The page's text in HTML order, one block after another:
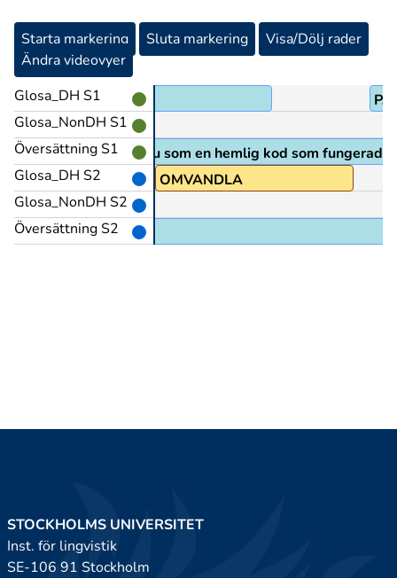
Starta markering Sluta markering
Visa/Dölj rader
Ändra videovyer
Glosa_DH S1
Glosa_NonDH S1
Översättning S1
Glosa_DH S2
Glosa_NonDH S2
Översättning S2
KOD@b
du som en hemlig du som en hemlig kod som fungerade
OMVANDLA
STOCKHOLMS UNIVERSITET
Inst. för lingvistik
SE-106 91 Stockholm